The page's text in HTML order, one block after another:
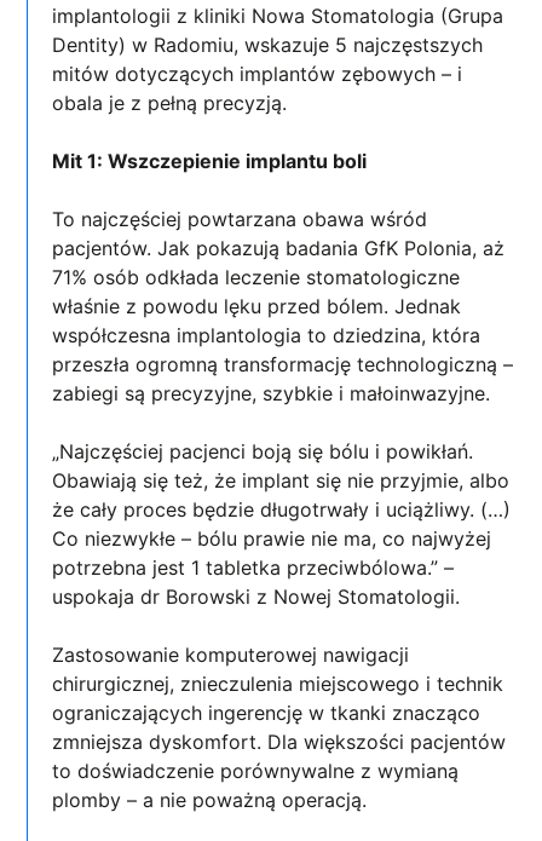
implantologii z kliniki Nowa Stomatologia (Grupa
Dentity) w Radomiu, wskazuje 5 najczęstszych
mitów dotyczących implantów zębowych – i
obala je z pełną precyzją.
Mit 1: Wszczepienie implantu boli
To najczęściej powtarzana obawa wśród
pacjentów. Jak pokazują badania GfK Polonia, aż
71% osób odkłada leczenie stomatologiczne
właśnie z powodu lęku przed bólem. Jednak
współczesna implantologia to dziedzina, która
przeszła ogromną transformację technologiczną –
zabiegi są precyzyjne, szybkie i małoinwazyjne.
„Najczęściej pacjenci boją się bólu i powikłań.
Obawiają się też, że implant się nie przyjmie, albo
że cały proces będzie długotrwały i uciążliwy. (…)
Co niezwykłe – bólu prawie nie ma, co najwyżej
potrzebna jest 1 tabletka przeciwbólowa.” –
uspokaja dr Borowski z Nowej Stomatologii.
Zastosowanie komputerowej nawigacji
chirurgicznej, znieczulenia miejscowego i technik
ograniczających ingerencję w tkanki znacząco
zmniejsza dyskomfort. Dla większości pacjentów
to doświadczenie porównywalne z wymianą
plomby – a nie poważną operacją.